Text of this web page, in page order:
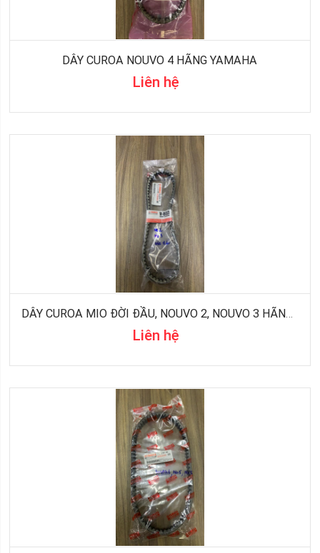
DÂY CUROA NOUVO 4 HÃNG YAMAHA
Liên hệ
DÂY CUROA MIO ĐỜI ĐẦU, NOUVO 2, NOUVO 3 HÃNG YAMAHA
Liên hệ